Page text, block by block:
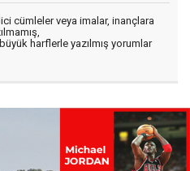
cümleler veya imalar, inançlara
harflerle yazılmış yorumlar